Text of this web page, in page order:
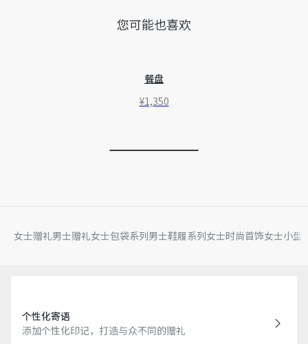
您可能也喜欢
餐盘
¥1,350
女士赠礼男士赠礼女士包袋系列男士鞋履系列女士时尚首饰女士小型
个性化寄语
添加个性化印记，打造与众不同的赠礼